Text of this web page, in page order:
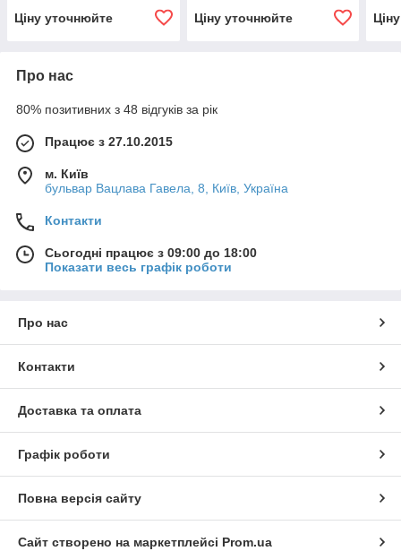
Ціну уточнюйте Ціну уточнюйте
Про нас
80% позитивних з 48 відгуків за рік
Працює з 27.10.2015
м. Київ
бульвар Вацлава Гавела, 8, Київ, Україна
Контакти
Сьогодні працює з 09:00 до 18:00
Показати весь графік роботи
Про нас
Контакти
Доставка та оплата
Графік роботи
Повна версія сайту
Сайт створено на маркетплейсі Prom.ua